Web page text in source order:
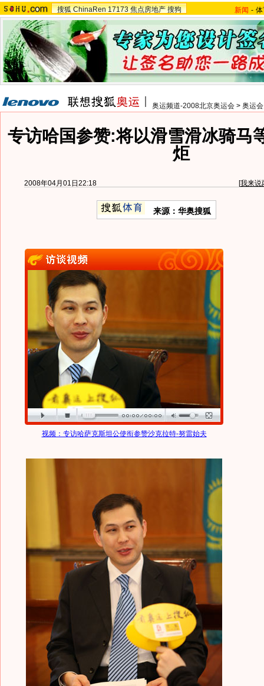
搜狐 ChinaRen 17173 焦点房地产 搜狗 新闻 -
奥运频道-2008北京奥运会 > 奥运
专访哈国参赞:将以滑雪滑冰骑马
炬
2008年04月01日22:18 [我来说
来源：华奥搜狐
视频：专访哈萨克斯坦公使衔参赞沙克拉特-努雷始夫